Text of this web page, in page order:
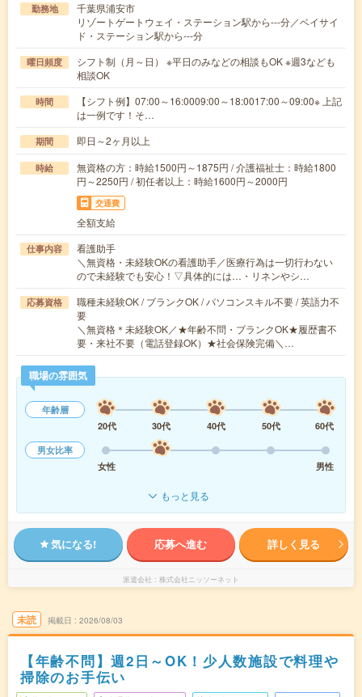
勤務地
千葉県浦安市
リゾートゲートウェイ・ステーション駅から---分／ベイサイ
ド・ステーション駅から---分
曜日頻度
シフト制（月～日） ※平日のみなどの相談もOK ※週3なども
相談OK
時間
【シフト例】07:00～16:0009:00～18:0017:00～09:00※ 上記
は一例です！そ…
期間 即日～2ヶ月以上
時給
無資格の方：時給1500円～1875円 / 介護福祉士：時給1800
円～2250円 / 初任者以上：時給1600円～2000円
交通費
全額支給
仕事内容
看護助手
＼無資格・未経験OKの看護助手／医療行為は一切行わない
ので未経験でも安心！▽具体的には…・リネンやシ…
応募資格
職種未経験OK / ブランクOK / パソコンスキル不要 / 英語力不
要
＼無資格＊未経験OK／★年齢不問・ブランクOK★履歴書不
要・来社不要（電話登録OK）★社会保険完備＼…
職場の雰囲気
年齢層
20代
30代 40代 50代
60代
男女比率
女性
男性
もっと見る
気になる! 応募へ進む 詳しく見る
派遣会社 株式会社ニッソーネット
未読 掲載日 2026/08/03
【年齢不問】週2日～OK！少人数施設で料理や
掃除のお手伝い